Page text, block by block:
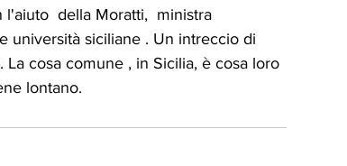
della Moratti,  ministra
università siciliane . Un intreccio di
cosa comune , in Sicilia, è cosa loro
lontano.